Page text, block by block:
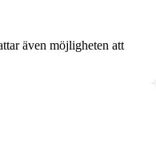
även möjligheten att